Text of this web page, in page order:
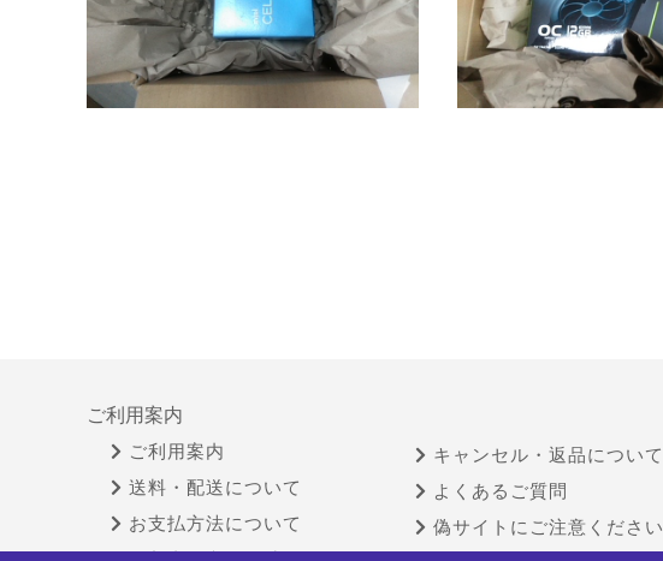
ご利用案内
ご利用案内
送料・配送について
お支払方法について
キャンセル・返品について
よくあるご質問
偽サイトにご注意ください